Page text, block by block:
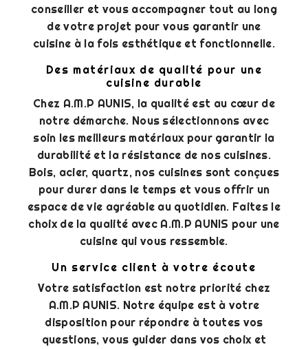
conseiller et vous accompagner tout au long
de votre projet pour vous garantir une
cuisine à la fois esthétique et fonctionnelle.
Des matériaux de qualité pour une
cuisine durable
Chez A.M.P AUNIS, la qualité est au cœur de
notre démarche. Nous sélectionnons avec
soin les meilleurs matériaux pour garantir la
durabilité et la résistance de nos cuisines.
Bois, acier, quartz, nos cuisines sont conçues
pour durer dans le temps et vous offrir un
espace de vie agréable au quotidien. Faites le
choix de la qualité avec A.M.P AUNIS pour une
cuisine qui vous ressemble.
Un service client à votre écoute
Votre satisfaction est notre priorité chez
A.M.P AUNIS. Notre équipe est à votre
disposition pour répondre à toutes vos
questions, vous guider dans vos choix et